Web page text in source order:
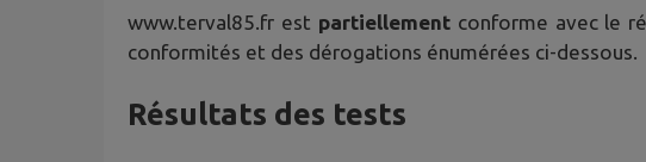
www.terval85.fr est partiellementconforme avec le
conformités et des dérogations énumérées ci-dessous.
Résultats des tests